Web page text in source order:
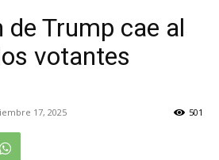
de Trump cae al
votantes
17, 2025 501